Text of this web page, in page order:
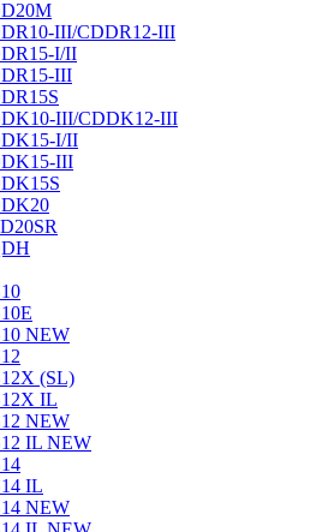
III/CDDR12-III
I/II
III
III/CDDK12-III
I/II
III
NEW
(SL)
IL
NEW
IL NEW
IL
NEW